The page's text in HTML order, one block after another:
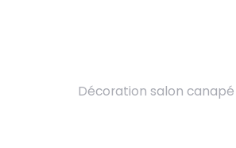
Décoration salon